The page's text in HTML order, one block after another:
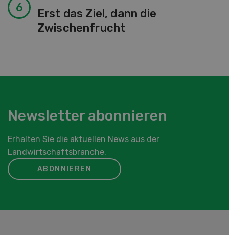
Erst das Ziel, dann die
Zwischenfrucht
Newsletter abonnieren
Erhalten Sie die aktuellen News aus der
Landwirtschaftsbranche.
ABONNIEREN